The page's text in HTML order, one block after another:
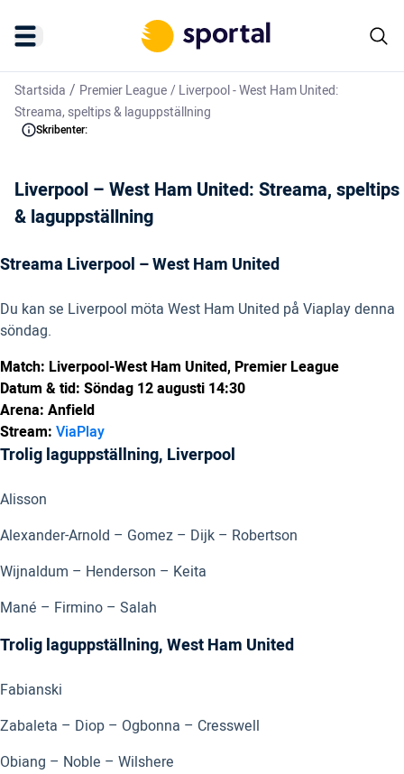
Startsida / Premier League/Liverpool - West Ham United:
Streama, speltips & laguppställning
Skribenter:
Liverpool – West Ham United: Streama, speltips
& laguppställning
Streama Liverpool – West Ham United
Du kan se Liverpool möta West Ham United på Viaplay denna
söndag.
Match: Liverpool-West Ham United, Premier League
Datum & tid: Söndag 12 augusti 14:30
Arena: Anfield
Stream: ViaPlay
Trolig laguppställning, Liverpool
Alisson
Alexander-Arnold – Gomez – Dijk – Robertson
Wijnaldum – Henderson – Keita
Mané – Firmino – Salah
Trolig laguppställning, West Ham United
Fabianski
Zabaleta – Diop – Ogbonna – Cresswell
Obiang – Noble – Wilshere